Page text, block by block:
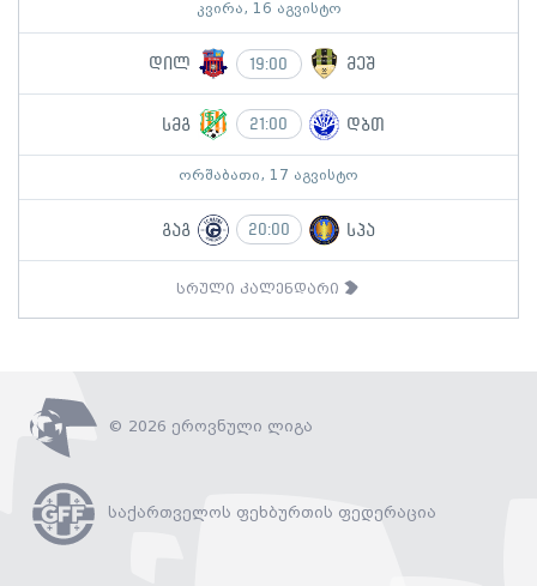
კვირა, 16 აგვისტო
დილ 19:00 მეშ
სმგ 21:00 დბთ
ორშაბათი, 17 აგვისტო
გაგ 20:00 სპა
სრული კალენდარი
© 2026 ეროვნული ლიგა
საქართველოს ფეხბურთის ფედერაცია